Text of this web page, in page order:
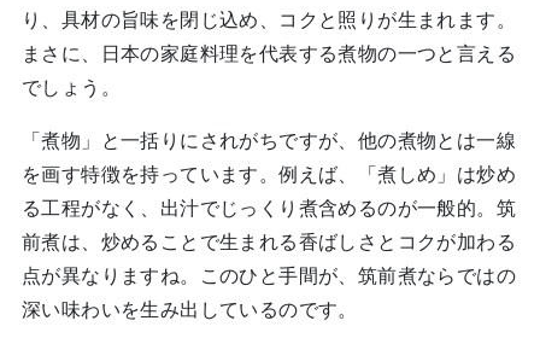
り、具材の旨味を閉じ込め、コクと照りが生まれます。
まさに、日本の家庭料理を代表する煮物の一つと言える
でしょう。
「煮物」と一括りにされがちですが、他の煮物とは一線
を画す特徴を持っています。例えば、「煮しめ」は炒め
る工程がなく、出汁でじっくり煮含めるのが一般的。筑
前煮は、炒めることで生まれる香ばしさとコクが加わる
点が異なりますね。このひと手間が、筑前煮ならではの
深い味わいを生み出しているのです。